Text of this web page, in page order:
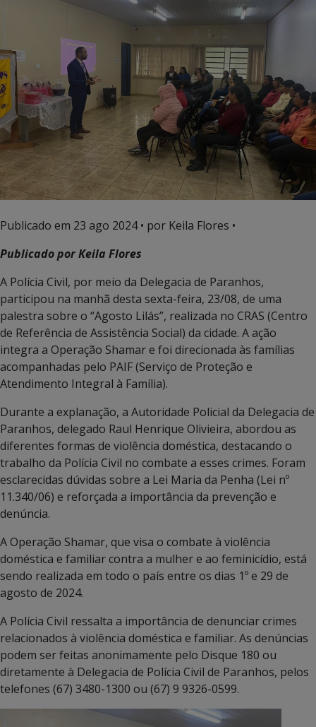
Publicado em 23 ago 2024• por Keila Flores •
Publicado por Keila Flores
A Polícia Civil, por meio da Delegacia de Paranhos,
participou na manhã desta sexta-feira, 23/08, de uma
palestra sobre o “Agosto Lilás”, realizada no CRAS (Centro
de Referência de Assistência Social) da cidade. A ação
integra a Operação Shamar e foi direcionada às famílias
acompanhadas pelo PAIF (Serviço de Proteção e
Atendimento Integral à Família).
Durante a explanação, a Autoridade Policial da Delegacia de
Paranhos, delegado Raul Henrique Olivieira, abordou as
diferentes formas de violência doméstica, destacando o
trabalho da Polícia Civil no combate a esses crimes. Foram
esclarecidas dúvidas sobre a Lei Maria da Penha (Lei nº
11.340/06) e reforçada a importância da prevenção e
denúncia.
A Operação Shamar, que visa o combate à violência
doméstica e familiar contra a mulher e ao feminicídio, está
sendo realizada em todo o país entre os dias 1º e 29 de
agosto de 2024.
A Polícia Civil ressalta a importância de denunciar crimes
relacionados à violência doméstica e familiar. As denúncias
podem ser feitas anonimamente pelo Disque 180 ou
diretamente à Delegacia de Polícia Civil de Paranhos, pelos
telefones (67) 3480-1300 ou (67) 9 9326-0599.